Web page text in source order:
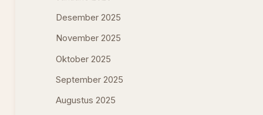
Desember 2025
November 2025
Oktober 2025
September 2025
Augustus 2025